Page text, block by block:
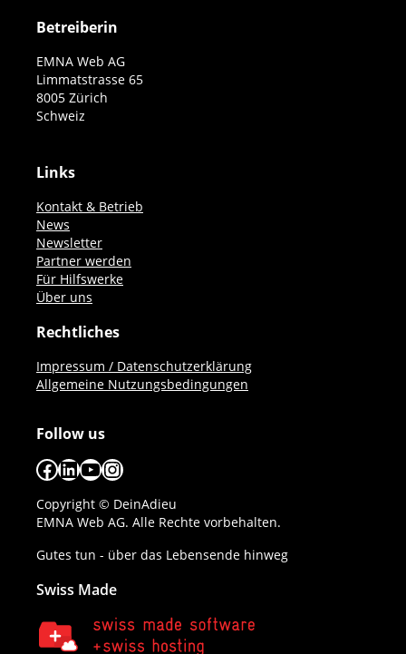
Betreiberin
EMNA Web AG
Limmatstrasse 65
8005 Zürich
Schweiz
Links
Kontakt & Betrieb
News
Newsletter
Partner werden
Für Hilfswerke
Über uns
Rechtliches
Impressum / Datenschutzerklärung
Allgemeine Nutzungsbedingungen
Follow us
Facebook
LinkedIn
YouTube
Instagram
Copyright © DeinAdieu
EMNA Web AG. Alle Rechte vorbehalten.
Gutes tun - über das Lebensende hinweg
Swiss Made